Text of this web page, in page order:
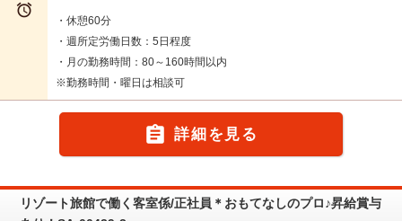

・休憩60分
・週所定労働日数：5日程度
・月の勤務時間：80～160時間以内
※勤務時間・曜日は相談可
 詳細を見る
リゾート旅館で働く客室係/正社員＊おもてなしのプロ♪昇給賞与